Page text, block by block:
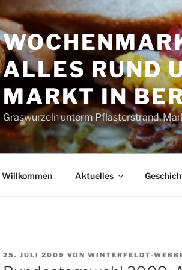
ALLES RUND
MARKT IN
Graswurzeln unterm Pflasterstrand.
Willkommen Aktuelles
VERÖFFENTLICHT
AM
25. JULI 2009 VON WINTERFELDT-